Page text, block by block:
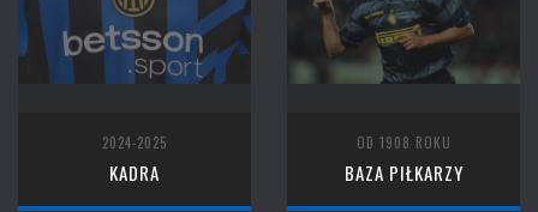
2024-2025
KADRA
OD 1908 ROKU
BAZA PIŁKARZY